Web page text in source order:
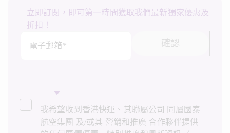
立即訂閱，即可第一時間獲取我們最新獨家優惠及
折扣！
電子郵箱*
確認
我希望收到香港快運、其聯屬公司 同屬國泰
航空集團 及/或其 營銷和推廣 合作夥伴提供